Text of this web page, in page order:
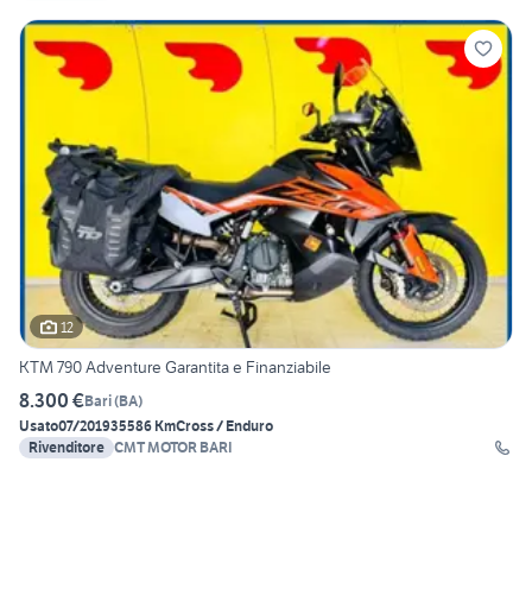
12
KTM 790 Adventure Garantita e Finanziabile
8.300 €Bari(BA)
Usato07/201935586 KmCross / Enduro
Rivenditore CMT MOTOR BARI